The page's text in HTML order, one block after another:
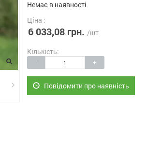
Немає в наявності
Ціна :
6 033,08 грн. /шт
Кількість:
- +
Повідомити про наявність